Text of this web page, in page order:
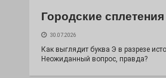
Городские сплетения
30.07.2026
Как выглядит буква Э в разрезе
Неожиданный вопрос, правда?